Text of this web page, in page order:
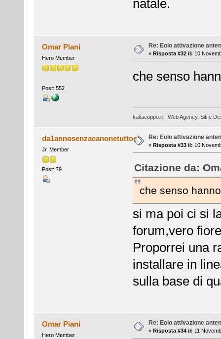
natale.
Omar Piani
Hero Member
Post: 552
Re: Eolo attivazione
« Risposta #32 il: 10
che senso
katiacoppo.it - Web Agency, Siti e
da1annosenzacanonetuttook
Jr. Member
Post: 79
Re: Eolo attivazione
« Risposta #33 il: 10
Citazione da:
che senso
si ma poi ci si
forum,vero
Proporrei una
installare in
sulla base di
Omar Piani
Hero Member
Re: Eolo attivazione
« Risposta #34 il: 11